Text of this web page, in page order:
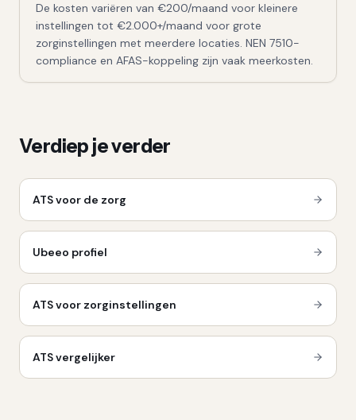
De kosten variëren van €200/maand voor kleinere
instellingen tot €2.000+/maand voor grote
zorginstellingen met meerdere locaties. NEN 7510-
compliance en AFAS-koppeling zijn vaak meerkosten.
Verdiep je verder
ATS voor de zorg
Ubeeo profiel
ATS voor zorginstellingen
ATS vergelijker